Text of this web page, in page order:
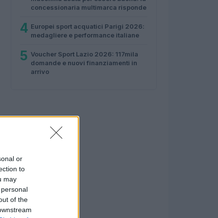
or
to
may
of the
concessionaria multimarca risponde
4 Europei sport acquatici Parigi 2026:
medagliere e performance italiane
5 Voucher Sport Lazio 2026: 117mila
domande e nuovi finanziamenti in
arrivo